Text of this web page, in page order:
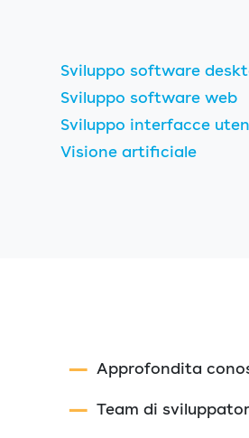
Sviluppo software
Sviluppo software web
Sviluppo interfacce
Visione artificiale
Approfondita
Team di